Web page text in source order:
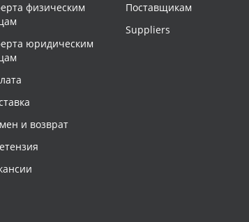
физическим
юридическим
и возврат
Поставщикам
Suppliers